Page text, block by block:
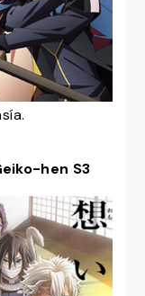
hen S3